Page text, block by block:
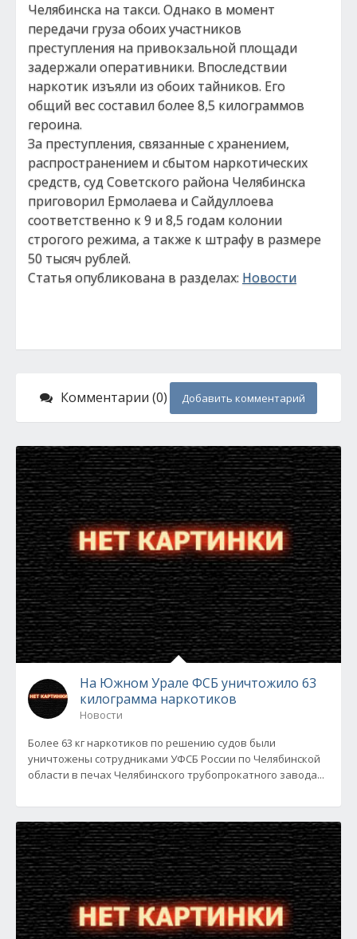
Челябинска на такси. Однако в момент
передачи груза обоих участников
преступления на привокзальной площади
задержали оперативники. Впоследствии
наркотик изъяли из обоих тайников. Его
общий вес составил более 8,5 килограммов
героина.
За преступления, связанные с хранением,
распространением и сбытом наркотических
средств, суд Советского района Челябинска
приговорил Ермолаева и Сайдуллоева
соответственно к 9 и 8,5 годам колонии
строгого режима, а также к штрафу в размере
50 тысяч рублей.
Статья опубликована в разделах: Новости
Комментарии (0) Добавить комментарий
На Южном Урале ФСБ уничтожило 63
килограмма наркотиков
Новости
Более 63 кг наркотиков по решению судов были
уничтожены сотрудниками УФСБ России по Челябинской
области в печах Челябинского трубопрокатного завода...